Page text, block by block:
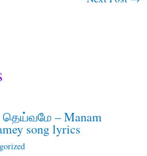
– Manam
song lyrics